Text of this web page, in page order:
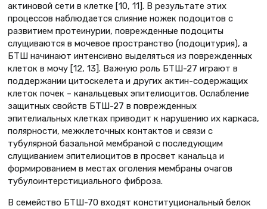
актиновой сети в клетке [10, 11]. В результате этих
процессов наблюдается слияние ножек подоцитов с
развитием протеинурии, поврежденные подоциты
слущиваются в мочевое пространство (подоцитурия), а
БТШ начинают интенсивно выделяться из поврежденных
клеток в мочу [12, 13]. Важную роль БТШ-27 играют в
поддержании цитоскелета и других актин-содержащих
клеток почек – канальцевых эпителиоцитов. Ослабление
защитных свойств БТШ-27 в поврежденных
эпителиальных клетках приводит к нарушению их каркаса,
полярности, межклеточных контактов и связи с
тубулярной базальной мембраной с последующим
слущиванием эпителиоцитов в просвет канальца и
формированием в местах оголения мембраны очагов
тубулоинтерстициального фиброза.
В семейство БТШ-70 входят конституциональный белок